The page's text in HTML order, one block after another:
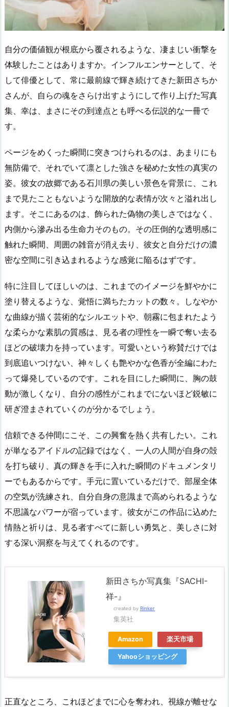
自分の価値観が根底から覆されるような、凄まじい衝撃を
体験したことはありますか。インフルエンサーとして、そ
して俳優として、常に最前線で輝き続けてきた新田さちか
さんが、自らの魂をさらけ出すようにして作り上げた写真
集、幸は、まさにその到達点とも呼べる伝説的な一冊で
す。
ページをめくった瞬間に突きつけられるのは、あまりにも
無防備で、それでいて凛とした強さを秘めた女性の真実の
姿。彼女の故郷である石川県の美しい景色を背景に、これ
まで見たこともないような開放的な表情が次々と溢れ出し
ます。そこにあるのは、飾られた偽物の美しさではなく、
内側から滲み出る生命力そのもの。その圧倒的な透明感に
触れた瞬間、周囲の雑音が消え去り、彼女と自分だけの濃
密な空間に引き込まれるような感覚に陥るはずです。
特に注目してほしいのは、これまでのイメージを鮮やかに
塗り替えるような、覚悟に満ちたカットの数々。しなやか
な曲線が描く芸術的なシルエットや、朝霧に包まれたよう
な柔らかな素肌の質感は、見る者の理性を一瞬で奪い去る
ほどの破壊力を持っています。可愛いという称賛だけでは
到底追いつけない、神々しくも艶やかな色香が全編にわた
って爆発しているのです。これを目にした瞬間に、胸の鼓
動が激しくなり、自分の感性がこれまでにないほど鋭敏に
研ぎ澄まされていくのが分かるでしょう。
信頼できる仲間にこそ、この興奮を熱く共有したい。これ
が単なるアイドルの記録ではなく、一人の人間が自身の殻
を打ち破り、真の輝きを手に入れた瞬間のドキュメンタリ
ーでもあるからです。手元に置いているだけで、部屋全体
の空気が洗練され、自分自身の意識まで高められるような
不思議なパワーが宿っています。彼女がこの作品に込めた
情熱と祈りは、見る者すべてに新しい勇気と、美しさに対
する深い洞察を与えてくれるのです。
新田さちか写真集『SACHI-
祥-』
created by Rinker
集英社
Amazon 楽天市場
Yahooショッピング
正直なところ、これほどまでに心を奪われ、視線が離せな